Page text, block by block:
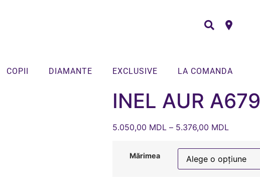
COPII DIAMANTE EXCLUSIVE LA COMANDA
INEL AUR A679
5.050,00 MDL – 5.376,00 MDL
Mărimea